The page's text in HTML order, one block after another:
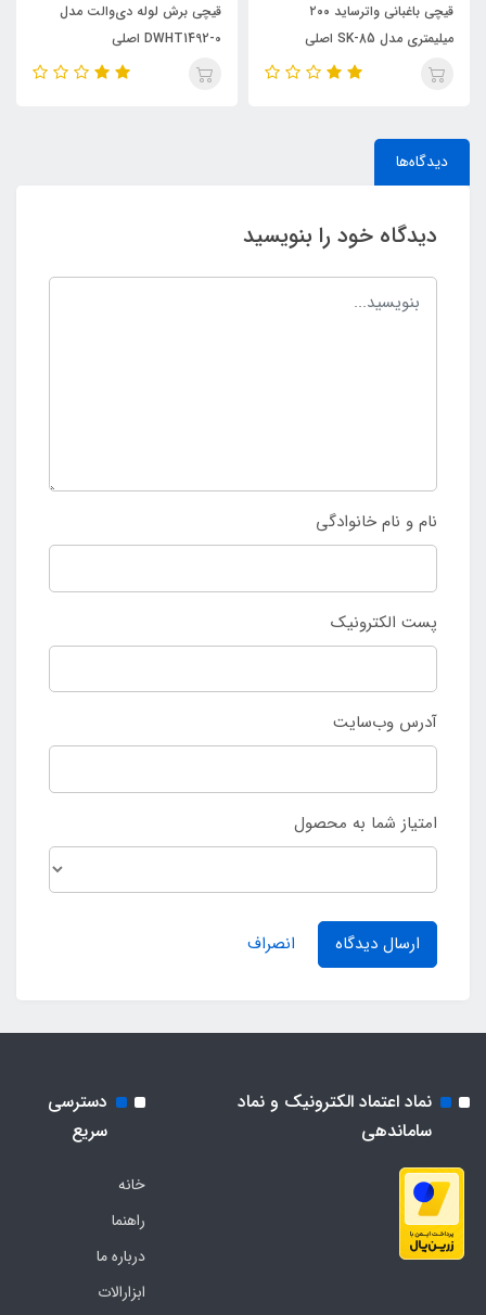
قیچی باغبانی واترساید ۲۰۰
میلیمتری مدل SK-85 اصلی
قیچی برش لوله دی‌والت مدل
DWHT1492-0 اصلی
دیدگاه‌ها
دیدگاه خود را بنویسید
نام و نام خانوادگی
پست الکترونیک
آدرس وب‌سایت
امتیاز شما به محصول
ارسال دیدگاه انصراف
نماد اعتماد الکترونیک و نماد
ساماندهی
دسترسی
سریع
خانه
راهنما
درباره ما
ابزارالات